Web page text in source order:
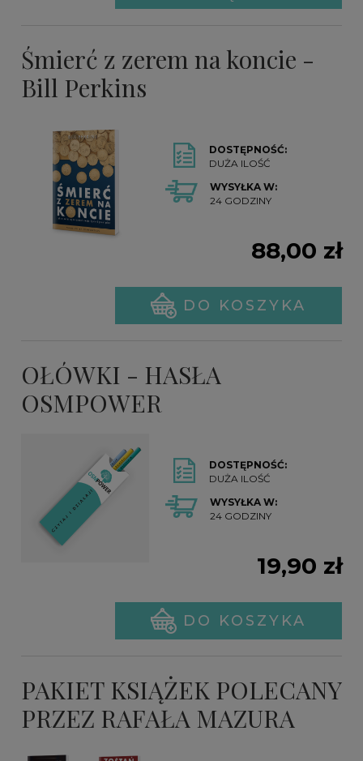
Śmierć z zerem na koncie -
Bill Perkins
DOSTĘPNOŚĆ:
DUŻA ILOŚĆ
WYSYŁKA W:
24 GODZINY
88,00 zł
DO KOSZYKA
OŁÓWKI - HASŁA
OSMPOWER
DOSTĘPNOŚĆ:
DUŻA ILOŚĆ
WYSYŁKA W:
24 GODZINY
19,90 zł
DO KOSZYKA
PAKIET KSIĄŻEK POLECANY
PRZEZ RAFAŁA MAZURA